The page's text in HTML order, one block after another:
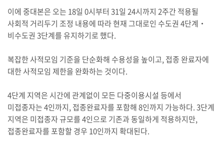
이에 중대본은 오는 18일 0시부터 31일 24시까지 2주간 적용될
사회적 거리두기 조정 내용에 따라 현재 그대로인 수도권 4단계‧
비수도권 3단계를 유지하기로 했다.
복잡한 사적모임 기준을 단순화해 수용성을 높이고, 접종 완료자에
대한 사적모임 제한을 완화하는 것이다.
4단계 지역은 시간에 관계없이 모든 다중이용시설 등에서
미접종자는 4인까지, 접종완료자를 포함해 8인까지 가능하다. 3단계
지역은 미접종자 규모를 4인으로 기존과 동일하게 적용하지만,
접종완료자를 포함할 경우 10인까지 확대된다.